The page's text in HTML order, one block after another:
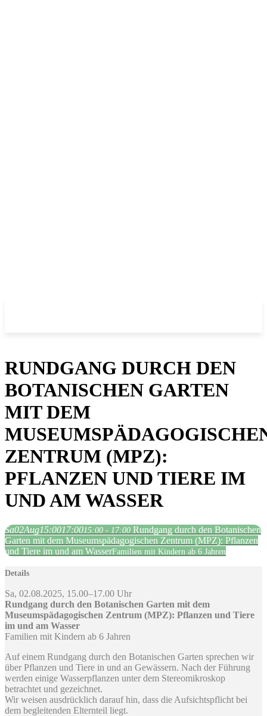
RUNDGANG DURCH DEN
BOTANISCHEN GARTEN
MIT DEM
ZENTRUM (MPZ):
PFLANZEN UND TIERE IM
UND AM WASSER
Sa02Aug15:0017:0015:00 - 17:00 Rundgang durch den Botanischen
Garten mit dem Museumspädagogischen Zentrum (MPZ): Pflanzen
und Tiere im und am WasserFamilien mit Kindern ab 6 Jahren
Details
Sa, 02.08.2025, 15.00–17.00 Uhr
Rundgang durch den Botanischen Garten mit dem
Museumspädagogischen Zentrum (MPZ): Pflanzen und Tiere
im und am Wasser
Familien mit Kindern ab 6 Jahren
Auf einem Rundgang durch den Botanischen Garten sprechen wir
über Pflanzen und Tiere in und an Gewässern. Nach der Führung
werden einige Wasserpflanzen unter dem Stereomikroskop
betrachtet und gezeichnet.
Wir weisen ausdrücklich darauf hin, dass die Aufsichtspflicht bei
dem begleitenden Elternteil liegt.